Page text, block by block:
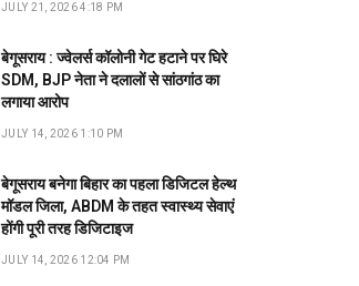
JULY 21, 2026 4:18 PM
बेगूसराय : ज्वेलर्स कॉलोनी गेट हटाने पर घिरे
SDM, BJP नेता ने दलालों से सांठगांठ का
लगाया आरोप
JULY 14, 2026 1:10 PM
बेगूसराय बनेगा बिहार का पहला डिजिटल हेल्थ
मॉडल जिला, ABDM के तहत स्वास्थ्य सेवाएं
होंगी पूरी तरह डिजिटाइज
JULY 14, 2026 12:04 PM